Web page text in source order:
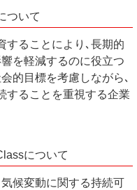
ついて
することにより､長期的
を軽減するのに役立つ
的目標を考慮しながら､
することを重視する企業
について
候変動に関する持続可